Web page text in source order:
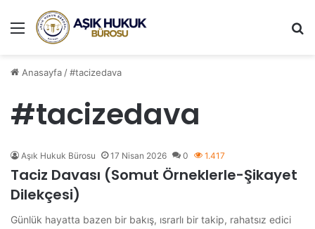
Menü
Anasayfa/#tacizedava
#tacizedava
Aşık Hukuk Bürosu 17 Nisan 2026 0 1.417
Taciz Davası (Somut Örneklerle-Şikayet
Dilekçesi)
Günlük hayatta bazen bir bakış, ısrarlı bir takip, rahatsız edici